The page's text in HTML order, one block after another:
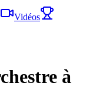
Vidéos
à